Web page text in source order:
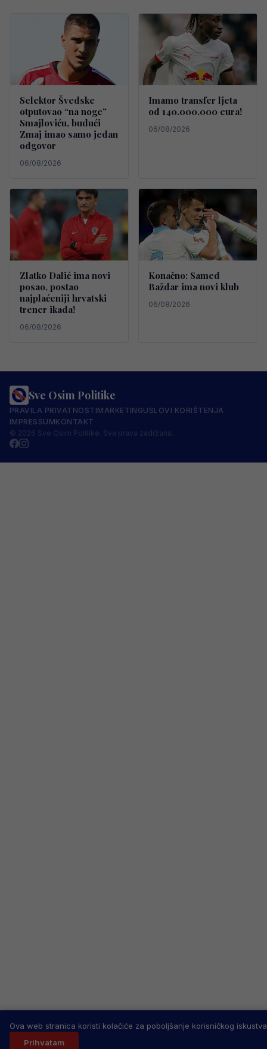
Selektor Švedske
otputovao “na noge”
Smajloviću, budući
Zmaj imao samo jedan
odgovor
06/08/2026
Imamo transfer ljeta
od 140.000.000 eura!
06/08/2026
Zlatko Dalić ima novi
posao, postao
najplaćeniji hrvatski
trener ikada!
06/08/2026
Konačno: Samed
Baždar ima novi klub
06/08/2026
Sve Osim Politike
PRAVILA PRIVATNOSTIMARKETINGUSLOVI KORIŠTENJA
IMPRESSUMKONTAKT
© 2026 Sve Osim Politike. Sva prava zadržana.
Ova web stranica koristi kolačiće za poboljšanje korisničkog
Prihvatam